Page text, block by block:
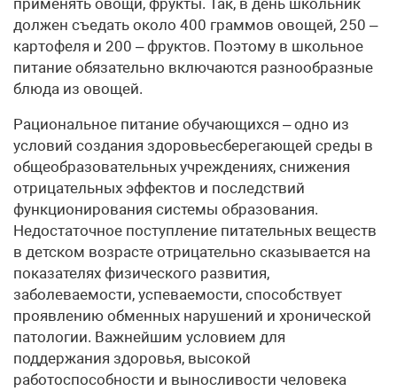
применять овощи, фрукты. Так, в день школьник
должен съедать около 400 граммов овощей, 250 –
картофеля и 200 – фруктов. Поэтому в школьное
питание обязательно включаются разнообразные
блюда из овощей.
Рациональное питание обучающихся – одно из
условий создания здоровьесберегающей среды в
общеобразовательных учреждениях, снижения
отрицательных эффектов и последствий
функционирования системы образования.
Недостаточное поступление питательных веществ
в детском возрасте отрицательно сказывается на
показателях физического развития,
заболеваемости, успеваемости, способствует
проявлению обменных нарушений и хронической
патологии. Важнейшим условием для
поддержания здоровья, высокой
работоспособности и выносливости человека